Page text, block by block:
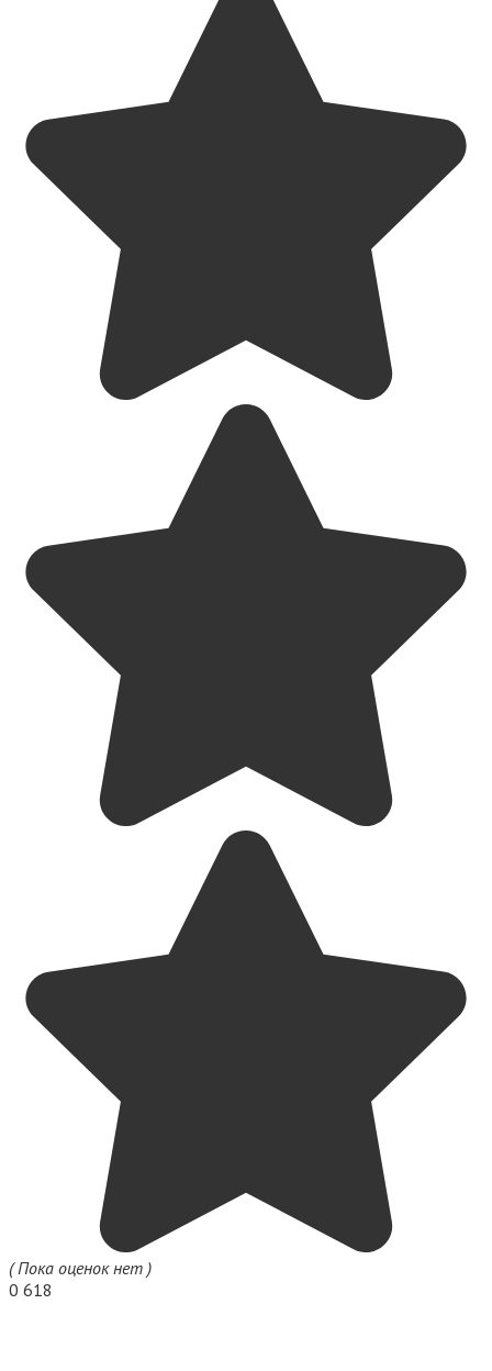
( Пока оценок нет )
0 618